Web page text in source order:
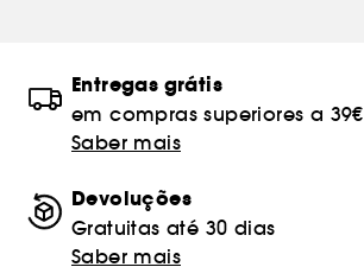
Entregas grátis
em compras superiores a 39€
Saber mais
Devoluções
Gratuitas até 30 dias
Saber mais